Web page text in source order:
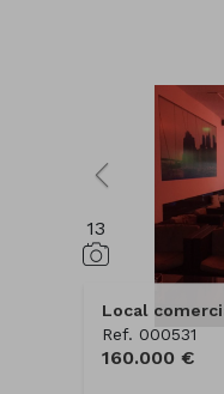
13
Ref. 000531
160.000 €